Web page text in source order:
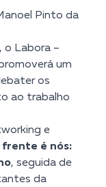
Pinto da
o Labora –
um
os
ao trabalho
e
frente é nós:
, seguida de
da